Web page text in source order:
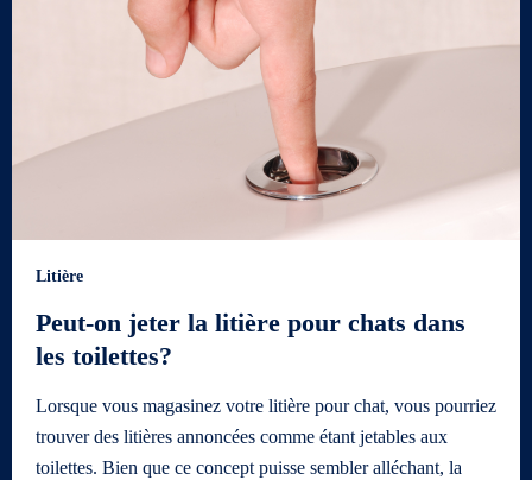
Litière
Peut-on jeter la litière pour chats dans
les toilettes?
Lorsque vous magasinez votre litière pour chat, vous pourriez
trouver des litières annoncées comme étant jetables aux
toilettes. Bien que ce concept puisse sembler alléchant, la